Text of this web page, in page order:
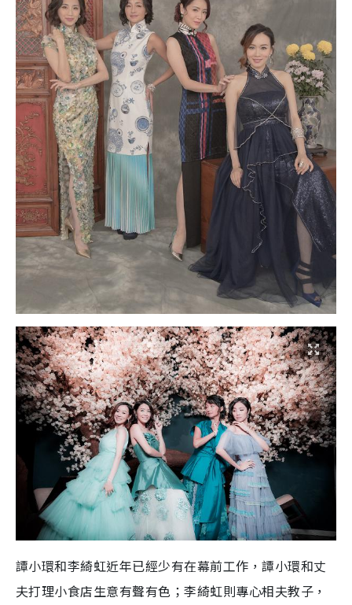
譚小環和李綺虹近年已經少有在幕前工作，譚小環和丈
夫打理小食店生意有聲有色；李綺虹則專心相夫教子，